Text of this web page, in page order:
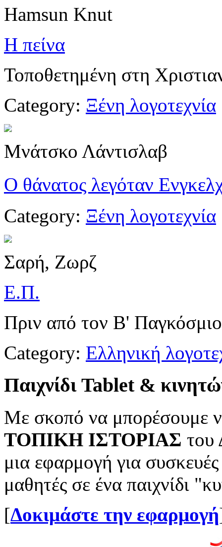
Hamsun Knut
Η πείνα
Τοποθετημένη στη
Category: Ξένη λογοτεχνία
Μνάτσκο Λάντισλαβ
Ο θάνατος λεγόταν
Category: Ξένη λογοτεχνία
Σαρή, Ζωρζ
Ε.Π.
Πριν από τον Β'
Category: Ελληνική
Παιχνίδι Tablet &
Με σκοπό να μπορέσουμε
ΤΟΠΙΚΗ ΙΣΤΟΡΙΑΣ του
μια εφαρμογή για
μαθητές σε ένα παιχνίδι
[Δοκιμάστε την εφαρμογή